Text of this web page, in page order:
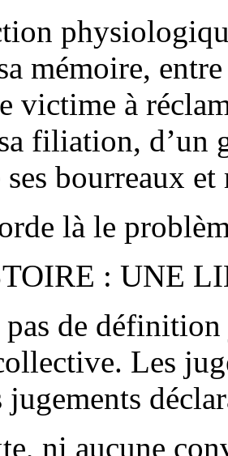
mémoire,
victime à
filiation, d’un
bourreaux
là le
: UNE
pas de
Les
jugements
ni aucune